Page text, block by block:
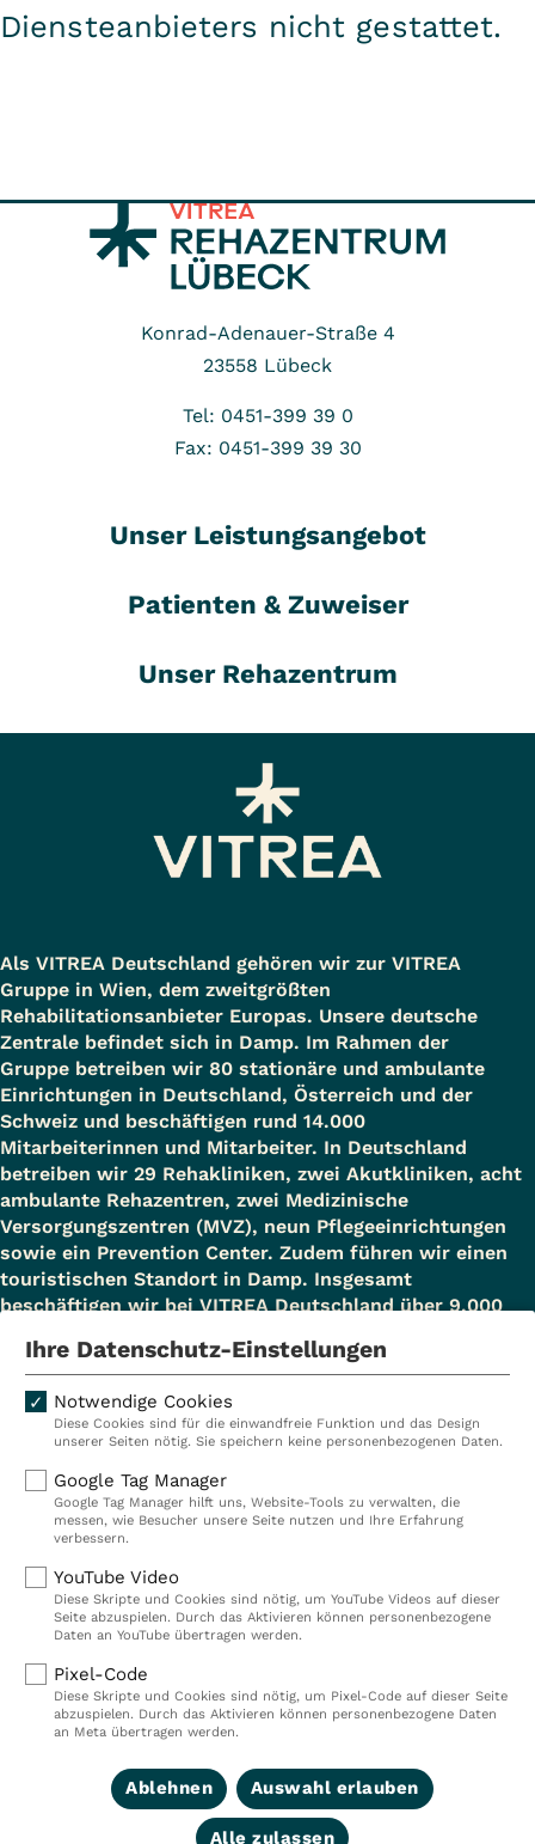
Diensteanbieters nicht gestattet.
Konrad-Adenauer-Straße 4
23558 Lübeck
Tel: 0451-399 39 0
Fax: 0451-399 39 30
Unser Leistungsangebot
Patienten & Zuweiser
Unser Rehazentrum
Als VITREA Deutschland gehören wir zur VITREA
Gruppe in Wien, dem zweitgrößten
Rehabilitationsanbieter Europas. Unsere deutsche
Zentrale befindet sich in Damp. Im Rahmen der
Gruppe betreiben wir 80 stationäre und ambulante
Einrichtungen in Deutschland, Österreich und der
Schweiz und beschäftigen rund 14.000
Mitarbeiterinnen und Mitarbeiter. In Deutschland
betreiben wir 29 Rehakliniken, zwei Akutkliniken, acht
ambulante Rehazentren, zwei Medizinische
Versorgungszentren (MVZ), neun Pflegeeinrichtungen
sowie ein Prevention Center. Zudem führen wir einen
touristischen Standort in Damp. Insgesamt
beschäftigen wir bei VITREA Deutschland über 9.000
Kliniken
Ambulant
Reha
Prävention
Karriere
VITREA Deutschland
IMPRESSUM
HINWEISGEBERSYSTEM
AUFSICHTSBEHÖRDEN
Ihre Datenschutz-Einstellungen
Notwendige Cookies
Diese Cookies sind für die einwandfreie Funktion und das Design
unserer Seiten nötig. Sie speichern keine personenbezogenen Daten.
Google Tag Manager
Google Tag Manager hilft uns, Website-Tools zu verwalten, die
messen, wie Besucher unsere Seite nutzen und Ihre Erfahrung
verbessern.
YouTube Video
Diese Skripte und Cookies sind nötig, um YouTube Videos auf dieser
Seite abzuspielen. Durch das Aktivieren können personenbezogene
Daten an YouTube übertragen werden.
Pixel-Code
Diese Skripte und Cookies sind nötig, um Pixel-Code auf dieser Seite
abzuspielen. Durch das Aktivieren können personenbezogene Daten
an Meta übertragen werden.
Ablehnen Auswahl erlauben
Alle zulassen